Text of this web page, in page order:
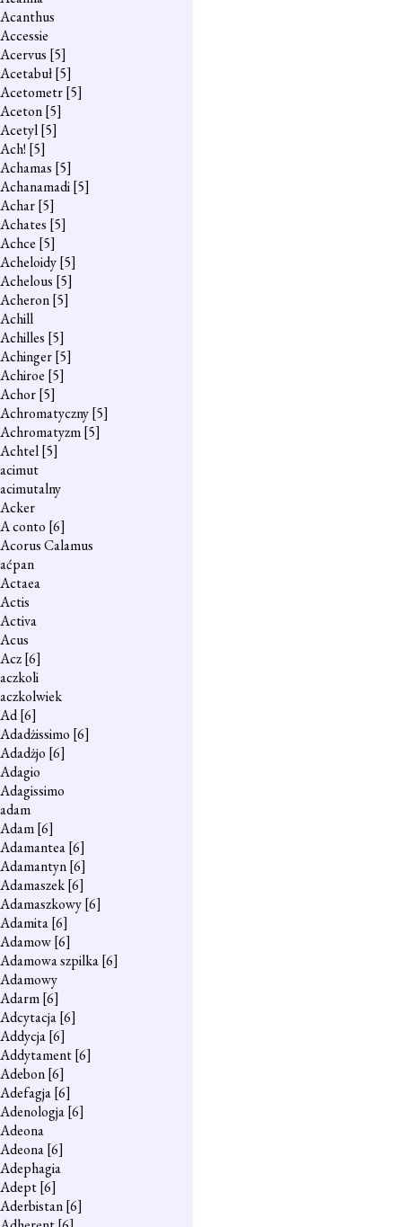
Acanthus
Accessie
Acervus [5]
Acetabuł[5]
Acetometr[5]
Aceton[5]
Acetyl[5]
Ach! [5]
Achamas [5]
Achanamadi[5]
Achar[5]
Achates [5]
Achce [5]
Acheloidy[5]
Achelous [5]
Acheron[5]
Achill
Achilles [5]
Achinger[5]
Achiroe [5]
Achor[5]
Achromatyczny[5]
Achromatyzm[5]
Achtel[5]
acimut
acimutalny
Acker
A conto [6]
Acorus Calamus
aćpan
Actaea
Actis
Activa
Acus
Acz[6]
aczkoli
aczkolwiek
Ad[6]
Adadżissimo [6]
Adadżjo [6]
Adagio
Adagissimo
adam
Adam[6]
Adamantea[6]
Adamantyn[6]
Adamaszek[6]
Adamaszkowy[6]
Adamita[6]
Adamow[6]
Adamowa szpilka[6]
Adamowy
Adarm[6]
Adcytacja[6]
Addycja[6]
Addytament[6]
Adebon[6]
Adefagja[6]
Adenologja[6]
Adeona
Adeona[6]
Adephagia
Adept[6]
Aderbistan[6]